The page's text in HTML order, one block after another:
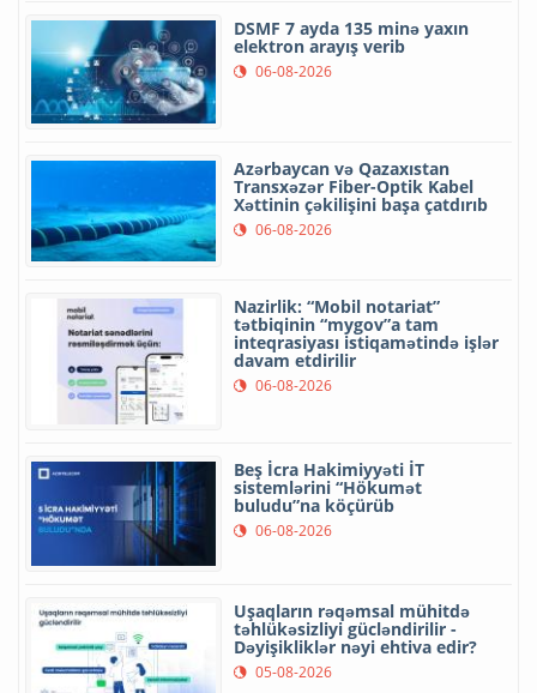
DSMF 7 ayda 135 minə yaxın
elektron arayış verib
06-08-2026
Azərbaycan və Qazaxıstan
Transxəzər Fiber-Optik Kabel
Xəttinin çəkilişini başa çatdırıb
06-08-2026
Nazirlik: “Mobil notariat”
tətbiqinin “mygov”a tam
inteqrasiyası istiqamətində işlər
davam etdirilir
06-08-2026
Beş İcra Hakimiyyəti İT
sistemlərini “Hökumət
buludu”na köçürüb
06-08-2026
Uşaqların rəqəmsal mühitdə
təhlükəsizliyi gücləndirilir -
Dəyişikliklər nəyi ehtiva edir?
05-08-2026